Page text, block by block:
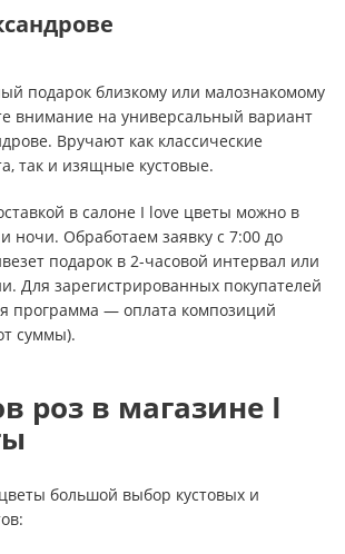
подарок близкому или малознакомому
внимание на универсальный вариант
Вручают как классические
так и изящные кустовые.
в салоне I love цветы можно в
ночи. Обработаем заявку с 7:00 до
подарок в 2-часовой интервал или
Для зарегистрированных покупателей
программа — оплата композиций
суммы).
роз в магазине I
большой выбор кустовых и